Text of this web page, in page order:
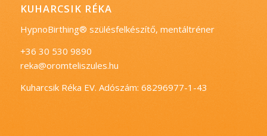
KUHARCSIK RÉKA
HypnoBirthing® szülésfelkészítő, mentáltréner
+36 30 530 9890
reka@oromteliszules.hu
Kuharcsik Réka EV. Adószám: 68296977-1-43